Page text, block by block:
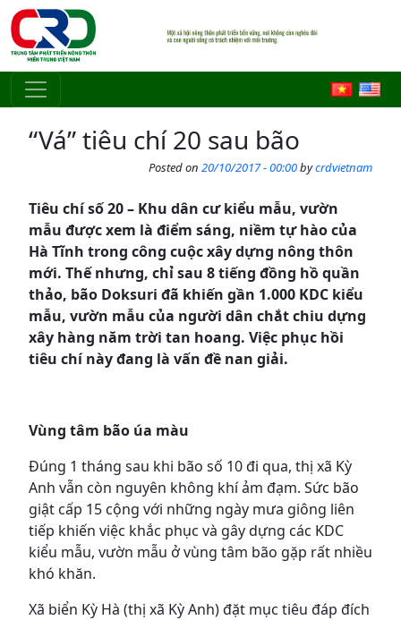
Skip to main content
“Vá” tiêu chí 20 sau bão
Posted on 20/10/2017 - 00:00bycrdvietnam
Tiêu chí số 20 – Khu dân cư kiểu mẫu, vườn
mẫu được xem là điểm sáng, niềm tự hào của
Hà Tĩnh trong công cuộc xây dựng nông thôn
mới. Thế nhưng, chỉ sau 8 tiếng đồng hồ quần
thảo, bão Doksuri đã khiến gần 1.000 KDC kiểu
mẫu, vườn mẫu của người dân chắt chiu dựng
xây hàng năm trời tan hoang. Việc phục hồi
tiêu chí này đang là vấn đề nan giải.
Vùng tâm bão úa màu
Đúng 1 tháng sau khi bão số 10 đi qua, thị xã Kỳ
Anh vẫn còn nguyên không khí ảm đạm. Sức bão
giật cấp 15 cộng với những ngày mưa giông liên
tiếp khiến việc khắc phục và gây dựng các KDC
kiểu mẫu, vườn mẫu ở vùng tâm bão gặp rất nhiều
khó khăn.
Xã biển Kỳ Hà (thị xã Kỳ Anh) đặt mục tiêu đáp đích